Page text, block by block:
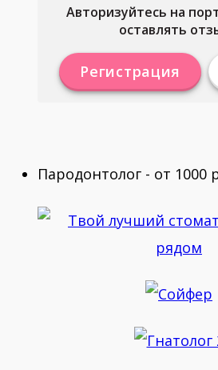
Авторизуйтесь на
оставлять
Регистрация
Пародонтолог - от 1000